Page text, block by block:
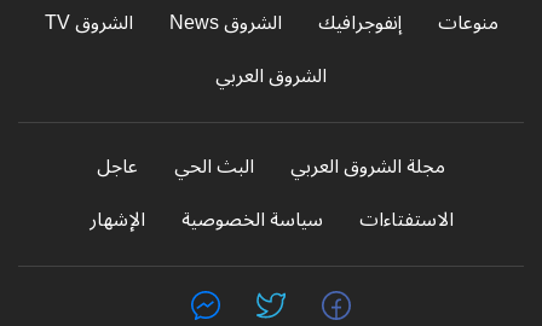
منوعات
إنفوجرافيك الشروق News
الشروق TV
الشروق العربي
مجلة الشروق العربي البث الحي
عاجل
الاستفتاءات
سياسة الخصوصية الإشهار